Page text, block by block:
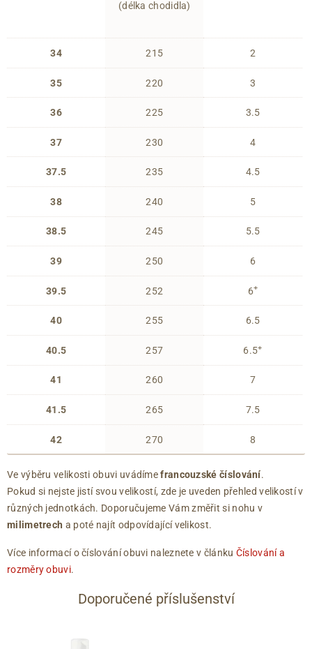
34
35
36
37
37.5
38
38.5
39
39.5
40
40.5
41
41.5
42
(délka chodidla)
215
220
225
230
235
240
245
250
252
255
257
260
265
270
2
3
3.5
4
4.5
5
5.5
6
6+
6.5
6.5+
7
7.5
8
Ve výběru velikosti obuvi uvádímefrancouzské číslování.
Pokud si nejste jistí svou velikostí, zde je uveden přehled velikostí v
různých jednotkách. Doporučujeme Vám změřit si nohu v
milimetrech a poté najít odpovídající velikost.
Více informací o číslování obuvi naleznete v článku Číslování a
rozměry obuvi.
Doporučené příslušenství